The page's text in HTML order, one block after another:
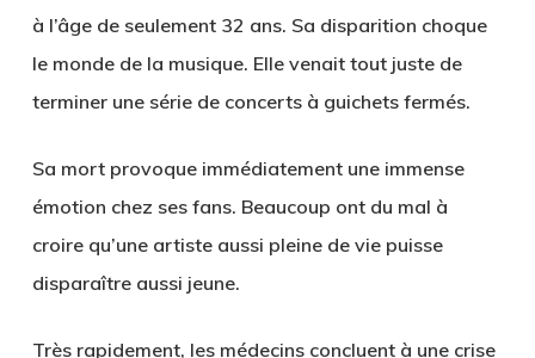
à l’âge de seulement 32 ans. Sa disparition choque
le monde de la musique. Elle venait tout juste de
terminer une série de concerts à guichets fermés.
Sa mort provoque immédiatement une immense
émotion chez ses fans. Beaucoup ont du mal à
croire qu’une artiste aussi pleine de vie puisse
disparaître aussi jeune.
Très rapidement, les médecins concluent à une crise